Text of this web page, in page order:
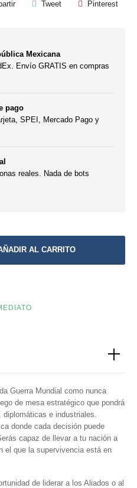
Tweet Pinterest
Mexicana
Envío GRATIS en compras
pago
SPEI, Mercado Pago y
reales. Nada de bots
AL CARRITO
Guerra Mundial como nunca
de mesa estratégico que pondrá
diplomáticas e industriales.
donde cada decisión puede
capaz de llevar a tu nación a
el que la supervivencia está en
de liderar a los Aliados o al